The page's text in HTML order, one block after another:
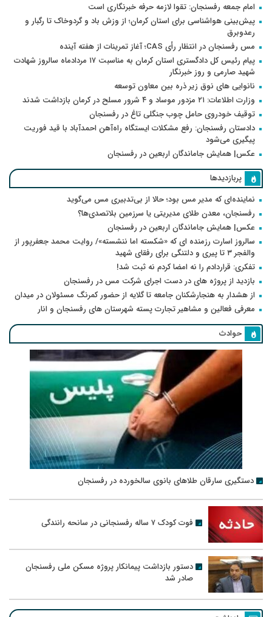
امام جمعه رفسنجان: تقوا لازمه حرفه خبرنگاری است
پیش‌بینی هواشناسی برای استان کرمان؛ از وزش باد و گردوخاک تا رگبار و
رعدوبرق
مس رفسنجان در انتظار رأی CAS؛ آغاز تمرینات از هفته آینده
پیام رئیس کل دادگستری استان کرمان به مناسبت ۱۷ مردادماه سالروز شهادت
شهید صارمی و روز خبرنگار
نانوایی های نوق زیر ذره بین معاون توسعه
وزارت اطلاعات: ۲۱ مزدور موساد و ۴ شرور مسلح در کرمان بازداشت شدند
توقیف خودروی حامل چوب جنگلی تاغ در رفسنجان
دادستان رفسنجان: رفع مشکلات ایستگاه راه‌آهن احمدآباد با قید فوریت
پیگیری می‌شود
عکس| همایش جاماندگان اربعین در رفسنجان
پربازدیدها
نماینده‌ای که مدیر مس بود؛ حالا از بی‌تدبیری مس می‌گوید
رفسنجان، معدن طلای مدیریتی یا سرزمین بلاتصدی‌ها؟
عکس| همایش جاماندگان اربعین در رفسنجان
سالروز اسارت رزمنده ای که «شکسته اما ننشسته»/ روایت محمد جعفرپور از
والفجر ۳ تا پیری و دلتنگی برای رفقای شهید
تفکری: قراردادم را نه امضا کردم نه ثبت شد!
بازدید از پروژه های در دست اجرای شرکت مس در رفسنجان
از هشدار به هنجارشکنان جامعه تا گلایه از حضور کمرنگ مسئولان در میدان
معرفی فعالین و مشاهیر تجارت پسته شهرستان های رفسنجان و انار
حوادث
دستگیری سارقان طلاهای بانوی سالخورده در رفسنجان
فوت کودک ۷ ساله رفسنجانی در سانحه رانندگی
دستور بازداشت پیمانکار پروژه مسکن ملی رفسنجان
صادر شد